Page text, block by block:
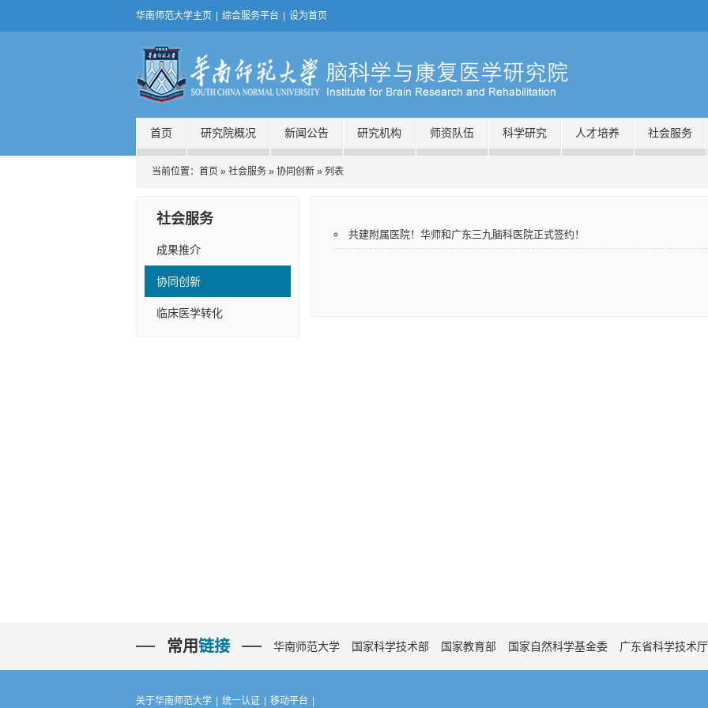
华南师范大学主页 综合服务平台 设为首页
首页 研究院概况 新闻公告 研究机构 师资队伍 科学研究 人才培养 社会服务
当前位置： 首页 » 社会服务 » 协同创新 » 列表
社会服务
成果推介
协同创新
临床医学转化
共建附属医院！华师和广东三九脑科医院正式签约！
常用链接 华南师范大学 国家科学技术部 国家教育部 国家自然科学基金委 广东省科学技术厅
关于华南师范大学 统一认证 移动平台